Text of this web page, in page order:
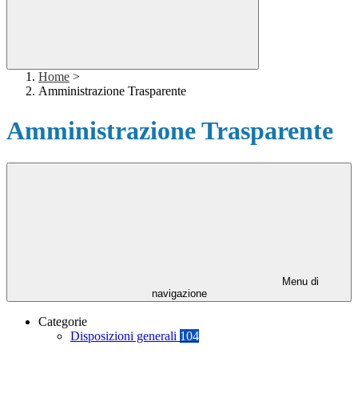
Home >
Amministrazione Trasparente
Amministrazione Trasparente
Menu di
navigazione
Categorie
Disposizioni generali 104